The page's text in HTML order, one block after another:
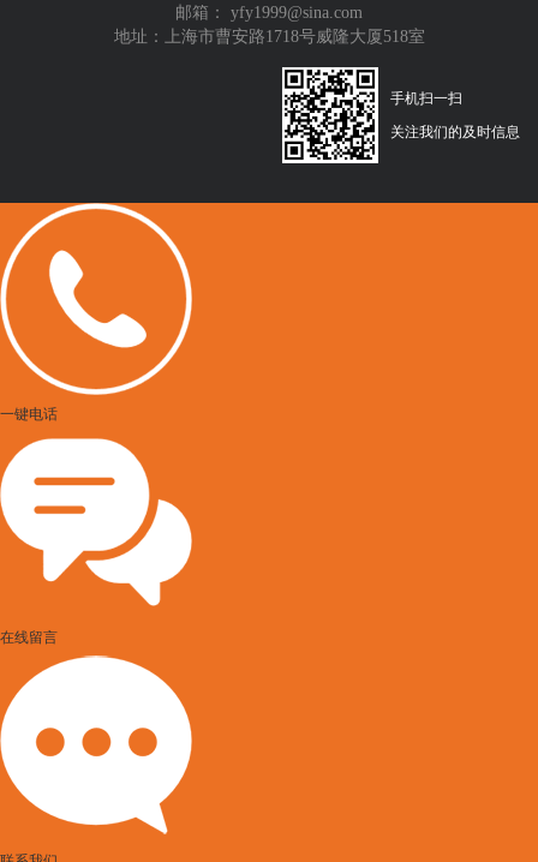
邮箱： yfy1999@sina.com
地址：上海市曹安路1718号威隆大厦518室
手机扫一扫
关注我们的及时信息
一键电话
在线留言